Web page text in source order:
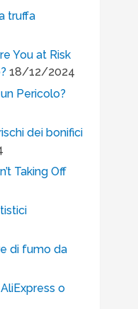
truffa
You at Risk
18/12/2024
Pericolo?
dei bonifici
Taking Off
di fumo da
o